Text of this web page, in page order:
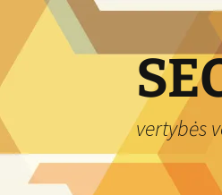
content
vertybės